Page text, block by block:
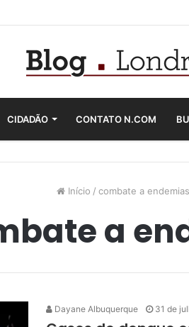
CIDADÃO CONTATO N.COM
Início / combate a endemias
a
Dayane Albuquerque 31 de